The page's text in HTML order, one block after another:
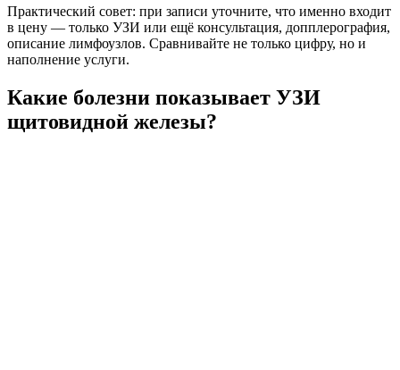
Практический совет: при записи уточните, что именно входит
в цену — только УЗИ или ещё консультация, допплерография,
описание лимфоузлов. Сравнивайте не только цифру, но и
наполнение услуги.
Какие болезни показывает УЗИ
щитовидной железы?